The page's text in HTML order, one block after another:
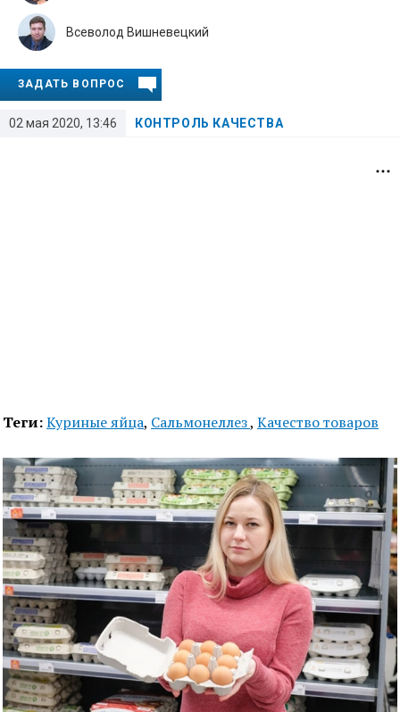
02 мая 2020, 13:46 КОНТРОЛЬ КАЧЕСТВА
Всеволод Вишневецкий
ЗАДАТЬ ВОПРОС
Теги:Куриные яйца, Сальмонеллез, Качество товаров